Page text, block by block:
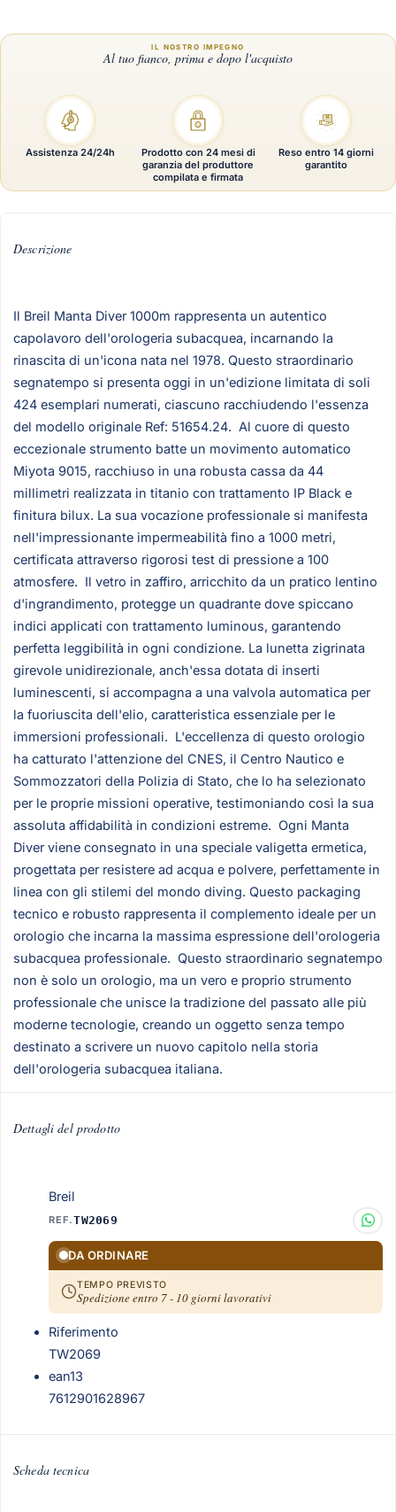
Descrizione
Il Breil Manta Diver 1000m rappresenta un autentico
capolavoro dell'orologeria subacquea, incarnando la
rinascita di un'icona nata nel 1978. Questo straordinario
segnatempo si presenta oggi in un'edizione limitata di soli
424 esemplari numerati, ciascuno racchiudendo l'essenza
del modello originale Ref: 51654.24. Al cuore di questo
eccezionale strumento batte un movimento automatico
Miyota 9015, racchiuso in una robusta cassa da 44
millimetri realizzata in titanio con trattamento IP Black e
finitura bilux. La sua vocazione professionale si manifesta
nell'impressionante impermeabilità fino a 1000 metri,
certificata attraverso rigorosi test di pressione a 100
atmosfere. Il vetro in zaffiro, arricchito da un pratico lentino
d'ingrandimento, protegge un quadrante dove spiccano
indici applicati con trattamento luminous, garantendo
perfetta leggibilità in ogni condizione. La lunetta zigrinata
girevole unidirezionale, anch'essa dotata di inserti
luminescenti, si accompagna a una valvola automatica per
la fuoriuscita dell'elio, caratteristica essenziale per le
immersioni professionali. L'eccellenza di questo orologio
ha catturato l'attenzione del CNES, il Centro Nautico e
Sommozzatori della Polizia di Stato, che lo ha selezionato
per le proprie missioni operative, testimoniando così la sua
assoluta affidabilità in condizioni estreme. Ogni Manta
Diver viene consegnato in una speciale valigetta ermetica,
progettata per resistere ad acqua e polvere, perfettamente in
linea con gli stilemi del mondo diving. Questo packaging
tecnico e robusto rappresenta il complemento ideale per un
orologio che incarna la massima espressione dell'orologeria
subacquea professionale. Questo straordinario segnatempo
non è solo un orologio, ma un vero e proprio strumento
professionale che unisce la tradizione del passato alle più
moderne tecnologie, creando un oggetto senza tempo
destinato a scrivere un nuovo capitolo nella storia
dell'orologeria subacquea italiana.
Dettagli del prodotto
Breil
REF.TW2069
DA ORDINARE
TEMPO PREVISTO
Spedizione entro 7 - 10 giorni lavorativi
Riferimento
TW2069
ean13
7612901628967
Scheda tecnica
Assistenza 24/24h
Prodotto con 24 mesi di
garanzia del produttore
compilata e firmata
Reso entro 14 giorni
garantito